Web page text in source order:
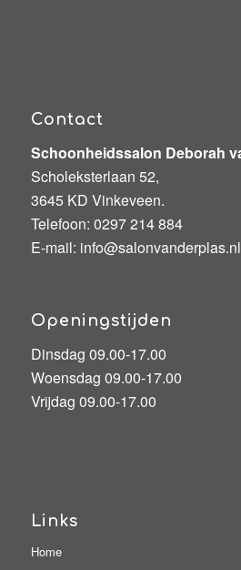
Contact
Schoonheidssalon Deborah
Scholeksterlaan 52,
3645 KD Vinkeveen.
Telefoon: 0297 214 884
E-mail: info@salonvanderplas.nl
Openingstijden
Dinsdag 09.00-17.00
Woensdag 09.00-17.00
Vrijdag 09.00-17.00
Links
Home